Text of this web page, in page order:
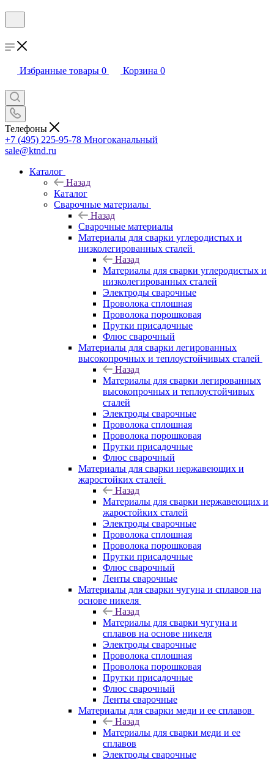
Избранные товары 0 Корзина 0
Телефоны
+7 (495) 225-95-78 Многоканальный
sale@ktnd.ru
Каталог
Назад
Каталог
Сварочные материалы
Назад
Сварочные материалы
Материалы для сварки углеродистых и
низколегированных сталей
Назад
Материалы для сварки углеродистых и
низколегированных сталей
Электроды сварочные
Проволока сплошная
Проволока порошковая
Прутки присадочные
Флюс сварочный
Материалы для сварки легированных
высокопрочных и теплоустойчивых сталей
Назад
Материалы для сварки легированных
высокопрочных и теплоустойчивых
сталей
Электроды сварочные
Проволока сплошная
Проволока порошковая
Прутки присадочные
Флюс сварочный
Материалы для сварки нержавеющих и
жаростойких сталей
Назад
Материалы для сварки нержавеющих и
жаростойких сталей
Электроды сварочные
Проволока сплошная
Проволока порошковая
Прутки присадочные
Флюс сварочный
Ленты сварочные
Материалы для сварки чугуна и сплавов на
основе никеля
Назад
Материалы для сварки чугуна и
сплавов на основе никеля
Электроды сварочные
Проволока сплошная
Проволока порошковая
Прутки присадочные
Флюс сварочный
Ленты сварочные
Материалы для сварки меди и ее сплавов
Назад
Материалы для сварки меди и ее
сплавов
Электроды сварочные